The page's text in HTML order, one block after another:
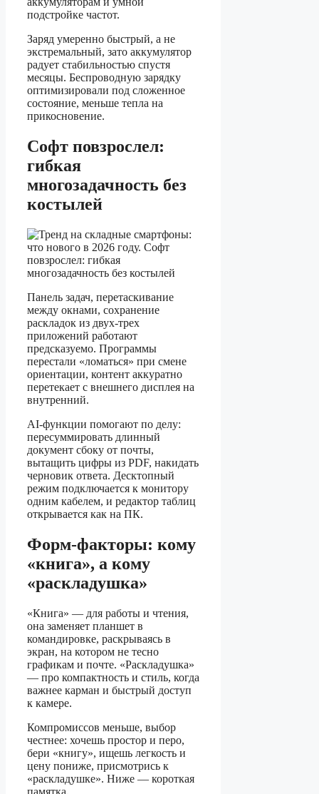
подстройке частот.
Заряд умеренно быстрый, а не
экстремальный, зато аккумулятор
радует стабильностью спустя
месяцы. Беспроводную зарядку
оптимизировали под сложенное
состояние, меньше тепла на
прикосновение.
Софт повзрослел:
гибкая
многозадачность без
костылей
Панель задач, перетаскивание
между окнами, сохранение
раскладок из двух-трех
приложений работают
предсказуемо. Программы
перестали «ломаться» при смене
ориентации, контент аккуратно
перетекает с внешнего дисплея на
внутренний.
AI-функции помогают по делу:
пересуммировать длинный
документ сбоку от почты,
вытащить цифры из PDF, накидать
черновик ответа. Десктопный
режим подключается к монитору
одним кабелем, и редактор таблиц
открывается как на ПК.
Форм-факторы: кому
«книга», а кому
«раскладушка»
«Книга» — для работы и чтения,
она заменяет планшет в
командировке, раскрываясь в
экран, на котором не тесно
графикам и почте. «Раскладушка»
— про компактность и стиль, когда
важнее карман и быстрый доступ
к камере.
Компромиссов меньше, выбор
честнее: хочешь простор и перо,
бери «книгу», ищешь легкость и
цену пониже, присмотрись к
«раскладушке». Ниже — короткая
памятка.